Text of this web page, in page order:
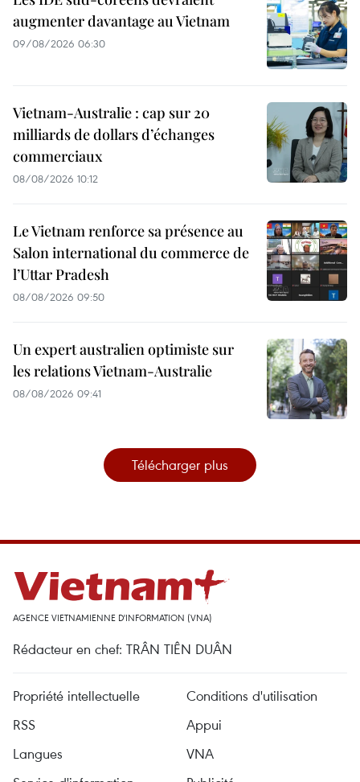
augmenter davantage au Vietnam
09/08/2026 06:30
Vietnam-Australie : cap sur 20
milliards de dollars d’échanges
commerciaux
08/08/2026 10:12
Le Vietnam renforce sa présence au
Salon international du commerce de
l’Uttar Pradesh
08/08/2026 09:50
Un expert australien optimiste sur
les relations Vietnam-Australie
08/08/2026 09:41
Télécharger plus
AGENCE VIETNAMIENNE D'INFORMATION (VNA)
Rédacteur en chef: TRÂN TIÊN DUÂN
Propriété intellectuelle
Conditions d'utilisation
RSS
Appui
Langues
VNA